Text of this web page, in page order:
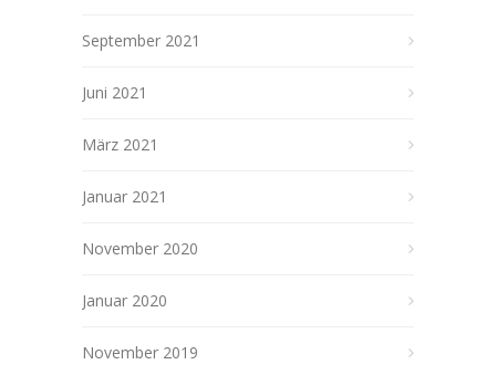
September 2021
Juni 2021
März 2021
Januar 2021
November 2020
Januar 2020
November 2019